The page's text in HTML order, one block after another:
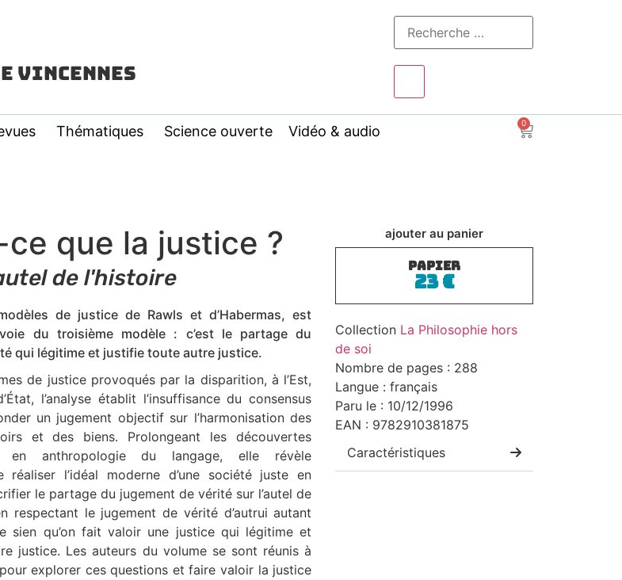
Vincennes
Thématiques Science ouverte Vidéo & audio 0
ce que la justice ?
de l'histoire
de justice de Rawls et d’Habermas, est
du troisième modèle : c’est le partage du
qui légitime et justifie toute autre justice.
de justice provoqués par la disparition, à l’Est,
l’analyse établit l’insuffisance du consensus
un jugement objectif sur l’harmonisation des
et des biens. Prolongeant les découvertes
en anthropologie du langage, elle révèle
réaliser l’idéal moderne d’une société juste en
le partage du jugement de vérité sur l’autel de
respectant le jugement de vérité d’autrui autant
sien qu’on fait valoir une justice qui légitime et
justice. Les auteurs du volume se sont réunis à
explorer ces questions et faire valoir la justice
ajouter au panier
PAPIER
23€
Collection La Philosophie hors
de soi
Nombre de pages : 288
Langue : français
Paru le : 10/12/1996
EAN : 9782910381875
Caractéristiques